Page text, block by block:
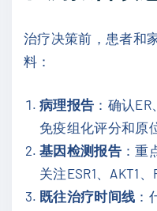
治疗决策前，患者和
料：
病理报告 ：确认
免疫组化评分和原
基因检测报告：重
关注ESR1、AKT1
既往治疗时间线 ：